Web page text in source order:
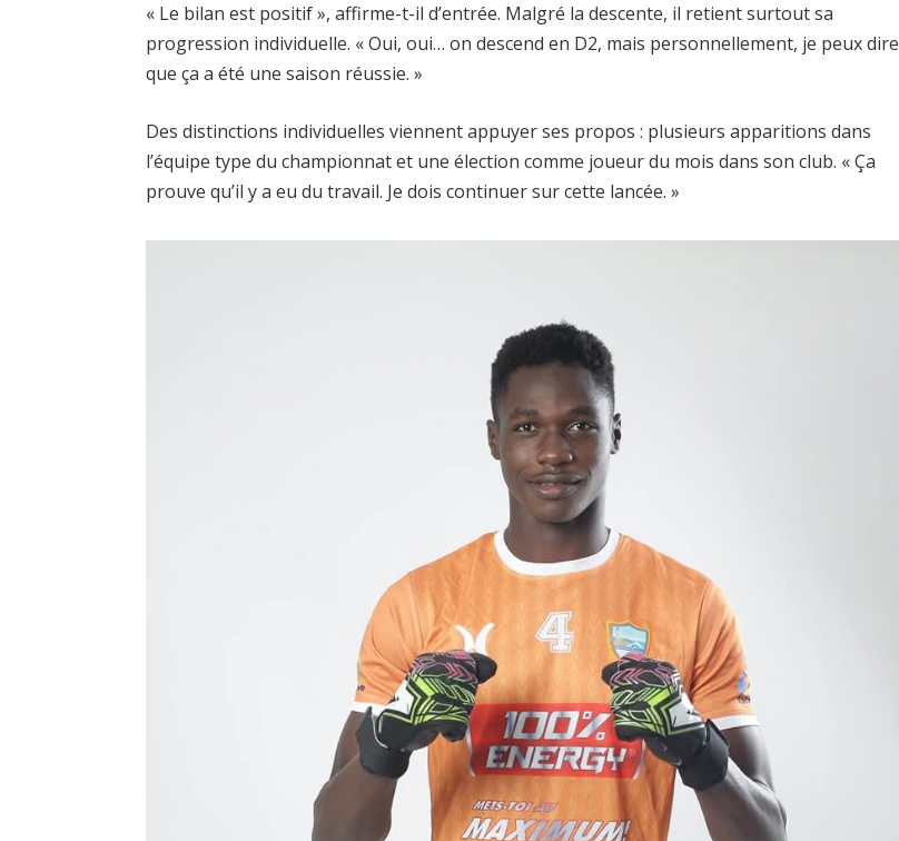
« Le bilan est positif », affirme-t-il d’entrée. Malgré la descente, il retient surtout sa
progression individuelle. « Oui, oui… on descend en D2, mais personnellement, je peux dire
que ça a été une saison réussie. »
Des distinctions individuelles viennent appuyer ses propos : plusieurs apparitions dans
l’équipe type du championnat et une élection comme joueur du mois dans son club. « Ça
prouve qu’il y a eu du travail. Je dois continuer sur cette lancée. »